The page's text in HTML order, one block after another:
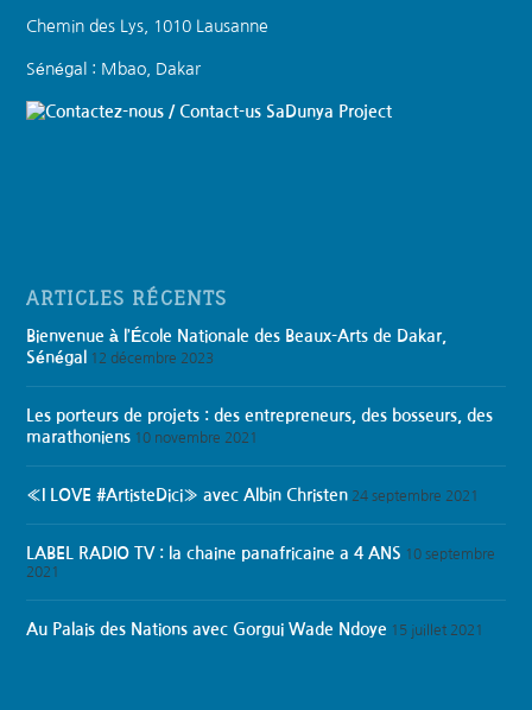
Chemin des Lys, 1010 Lausanne
Sénégal : Mbao, Dakar
SaDunya Project
ARTICLES RÉCENTS
Bienvenue à l’École Nationale des Beaux-Arts de Dakar,
Sénégal
12 décembre 2023
Les porteurs de projets : des entrepreneurs, des bosseurs, des
marathoniens 10 novembre 2021
«I LOVE #ArtisteDici» avec Albin Christen 24 septembre 2021
LABEL RADIO TV : la chaine panafricaine a 4 ANS 10 septembre
2021
Au Palais des Nations avec Gorgui Wade Ndoye 15 juillet 2021